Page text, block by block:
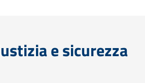
e sicurezza